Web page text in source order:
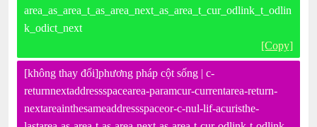
area_as_area_t_as_area_next_as_area_t_cur_odlink_t_odlin
k_odict_next
[Copy]
[không thay đổi]phương pháp cột sống | c-
returnnextaddressspacearea-paramcur-currentarea-return-
nextareainthesameaddressspaceor-c-nul-lif-acuristhe-